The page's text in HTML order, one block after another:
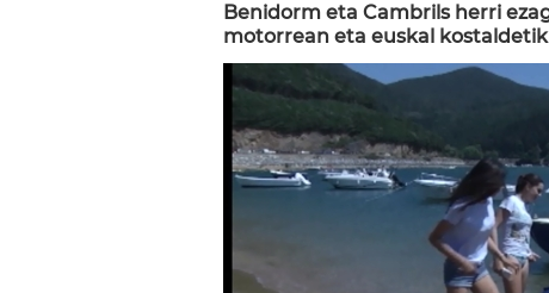
Benidorm eta Cambrils herri
motorrean eta euskal